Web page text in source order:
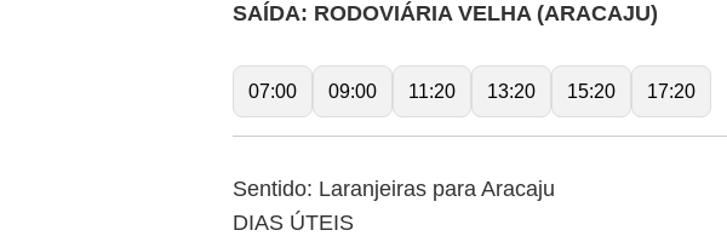
SAÍDA: RODOVIÁRIA VELHA (ARACAJU)
07:00 09:00 11:20 13:20 15:20 17:20
Sentido: Laranjeiras para Aracaju
DIAS ÚTEIS